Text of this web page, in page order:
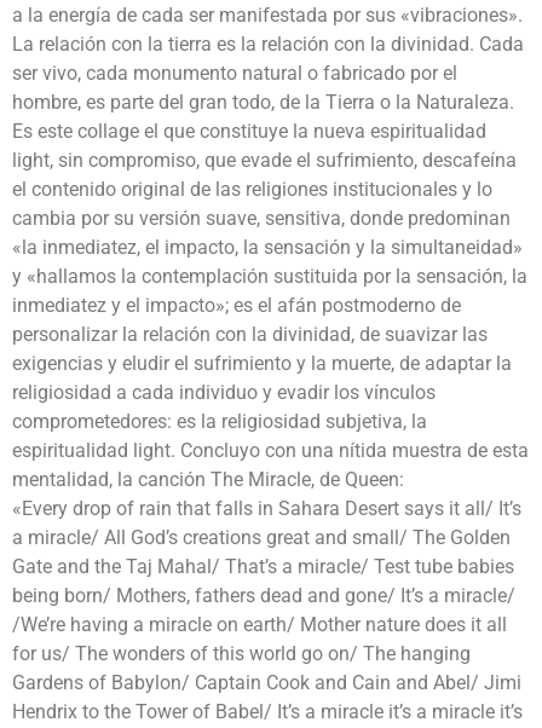
a la energía de cada ser manifestada por sus «vibraciones».
La relación con la tierra es la relación con la divinidad. Cada
ser vivo, cada monumento natural o fabricado por el
hombre, es parte del gran todo, de la Tierra o la Naturaleza.
Es este collage el que constituye la nueva espiritualidad
light, sin compromiso, que evade el sufrimiento, descafeína
el contenido original de las religiones institucionales y lo
cambia por su versión suave, sensitiva, donde predominan
«la inmediatez, el impacto, la sensación y la simultaneidad»
y «hallamos la contemplación sustituida por la sensación, la
inmediatez y el impacto»; es el afán postmoderno de
personalizar la relación con la divinidad, de suavizar las
exigencias y eludir el sufrimiento y la muerte, de adaptar la
religiosidad a cada individuo y evadir los vínculos
comprometedores: es la religiosidad subjetiva, la
espiritualidad light. Concluyo con una nítida muestra de esta
mentalidad, la canción The Miracle, de Queen:
«Every drop of rain that falls in Sahara Desert says it all/ It’s
a miracle/ All God’s creations great and small/ The Golden
Gate and the Taj Mahal/ That’s a miracle/ Test tube babies
being born/ Mothers, fathers dead and gone/ It’s a miracle/
/We’re having a miracle o­n earth/ Mother nature does it all
for us/ The wonders of this world go o­n/ The hanging
Gardens of Babylon/ Captain Cook and Cain and Abel/ Jimi
Hendrix to the Tower of Babel/ It’s a miracle it’s a miracle it’s